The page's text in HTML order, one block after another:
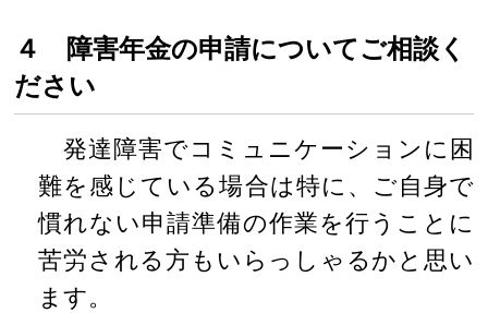
４ 障害年金の申請についてご相談く
ださい
発達障害でコミュニケーションに困
難を感じている場合は特に、ご自身で
慣れない申請準備の作業を行うことに
苦労される方もいらっしゃるかと思い
ます。